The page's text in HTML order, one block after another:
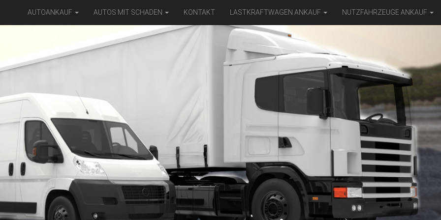
AUTOANKAUF AUTOS MIT SCHADEN KONTAKT LASTKRAFTWAGEN ANKAUF NUTZFAHRZEUGE ANKAUF